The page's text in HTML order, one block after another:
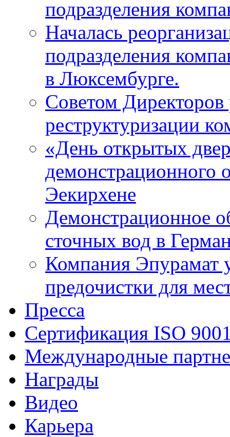
подразделения
Началась
подразделения
в Люксембурге.
Советом Директоров
реструктуризации
«День открытых
демонстрационного
Эекирхене
Демонстрационное
сточных вод в
Компания Эпурамат
предочистки для
Пресса
Сертификация ISO
Международные
Награды
Видео
Карьера